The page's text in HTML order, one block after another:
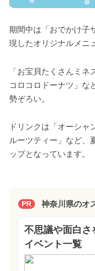
期間中は「おでかけ子
現したオリジナルメニ
「お宝貝たくさんミ
コロコロドーナツ」な
勢ぞろい。
ドリンクは「オーシャ
ルーツティー」など、
ップとなっています。
PR 神奈川県のオ
不思議や面白さ
イベント一覧